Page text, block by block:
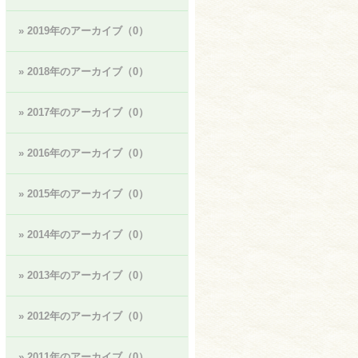
» 2019年のアーカイブ（0）
» 2018年のアーカイブ（0）
» 2017年のアーカイブ（0）
» 2016年のアーカイブ（0）
» 2015年のアーカイブ（0）
» 2014年のアーカイブ（0）
» 2013年のアーカイブ（0）
» 2012年のアーカイブ（0）